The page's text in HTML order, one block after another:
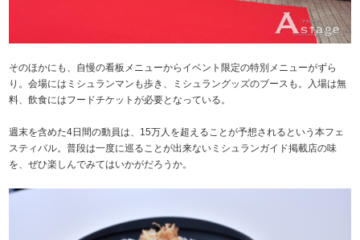
そのほかにも、自慢の看板メニューからイベント限定の特別メニューがずら
り。会場にはミシュランマンも歩き、ミシュラングッズのブースも。入場は無
料、飲食にはフードチケットが必要となっている。
週末を含めた4日間の動員は、15万人を超えることが予想されるという本フェ
スティバル。普段は一度に巡ることが出来ないミシュランガイド掲載店の味
を、ぜひ楽しんでみてはいかがだろうか。